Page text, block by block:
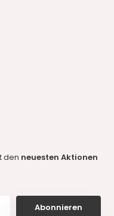
den neuesten Aktionen
Abonnieren